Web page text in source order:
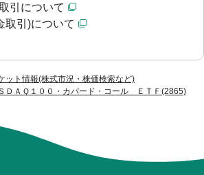
ット情報(株式市況・株価検索など)
ＤＡＱ１００・カバード・コール ＥＴＦ(2865)
引について
取引)について